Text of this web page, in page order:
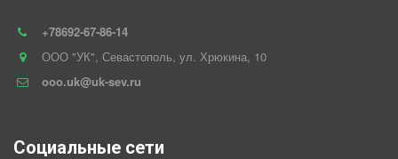
+78692-67-86-14
ООО "УК", Севастополь, ул. Хрюкина, 10
ooo.uk@uk-sev.ru
Социальные сети